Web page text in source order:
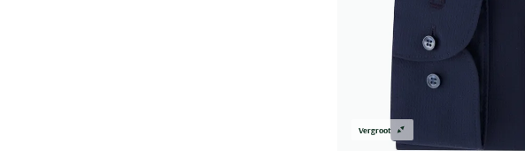
Vergroot